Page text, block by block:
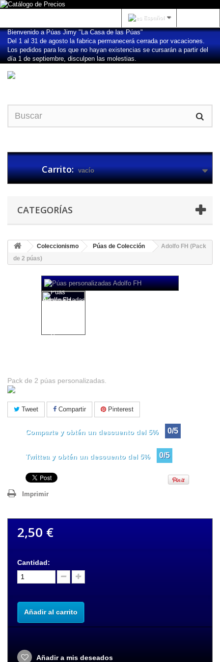
Español
Bienvenido a Púas Jimy "La Casa de las Púas"
Del 1 al 31 de agosto la fabrica permanecerá cerrada por vacaciones.
Los pedidos para los que no hayan existencias se cursarán a partir del
día 1 de septiembre, disculpen las molestias.
Carrito: vacío
CATEGORÍAS
Coleccionismo Púas de Colección
Adolfo FH (Pack
de 2 púas)
Pack de 2 púas personalizadas.
Tweet Compartir Pinterest
Comparte y obtén un descuento del 5% 0/5
Twittea y obtén un descuento del 5% 0/5
Imprimir
2,50 €
Cantidad:
Añadir al carrito
Añadir a mis deseados